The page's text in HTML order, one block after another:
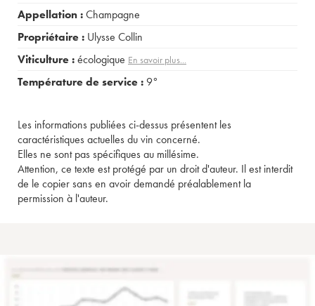
Appellation :Champagne
Propriétaire : Ulysse Collin
Viticulture :écologique En savoir plus...
Température de service : 9°
Les informations publiées ci-dessus présentent les
caractéristiques actuelles du vin concerné.
Elles ne sont pas spécifiques au millésime.
Attention, ce texte est protégé par un droit d'auteur. Il est interdit
de le copier sans en avoir demandé préalablement la
permission à l'auteur.